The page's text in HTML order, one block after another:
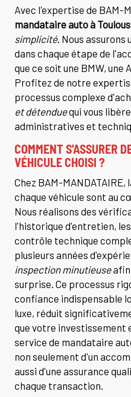
Avec l'expertise de BAM-
mandataire auto à
simplicité. Nous
dans chaque étape de
que ce soit une BMW, une
Profitez de notre
processus complexe
et détenduequi vous
administratives et
COMMENT S'ASSURER
VÉHICULE CHOISI ?
Chez BAM-
chaque véhicule sont au
Nous réalisons des
l'historique d'entretien,
contrôle technique
plusieurs années
inspection minutieuseafin
surprise. Ce processus
confiance indispensable
luxe, réduit
que votre investissement
service de mandataire
non seulement d'un
aussi d'une assurance
chaque transaction.